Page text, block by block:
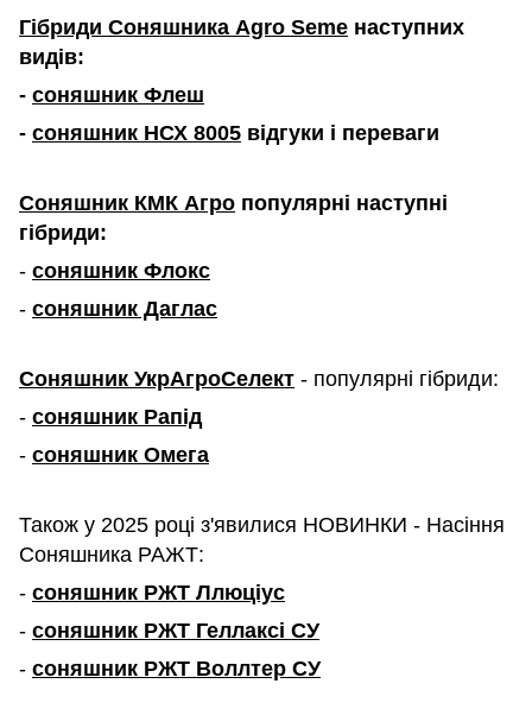
Гібриди Соняшника Agro Seme наступних
видів:
- соняшник Флеш
- соняшник НСХ 8005 відгуки і переваги
Соняшник КМК Агро популярні наступні
гібриди:
- соняшник Флокс
- соняшник Даглас
Соняшник УкрАгроСелект - популярні гібриди:
- соняшник Рапід
- соняшник Омега
Також у 2025 році з'явилися НОВИНКИ - Насіння
Соняшника РАЖТ:
- соняшник РЖТ Ллюціус
- соняшник РЖТ Геллаксі СУ
- соняшник РЖТ Воллтер СУ